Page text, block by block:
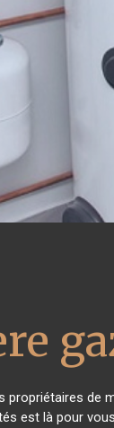
propriétaires de
est là pour